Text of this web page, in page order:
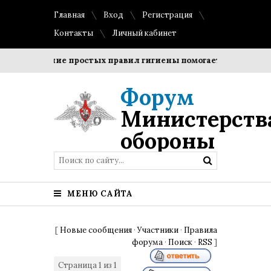
Главная Вход
Регистрация
Контакты
Личный кабинет
Соблюдение простых правил гигиены помогает сохранить
Форум
обороны
МЕНЮ САЙТА
[ Новые сообщения ·Участники · Правила
форума · Поиск · RSS ]
Страница1 из 1